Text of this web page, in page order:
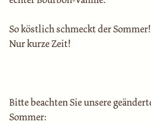
So köstlich schmeckt der Sommer!
Nur kurze Zeit!
Bitte beachten Sie unsere
Sommer: